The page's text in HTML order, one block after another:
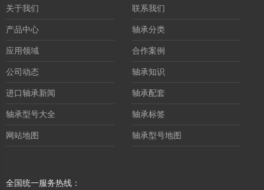
关于我们 联系我们
产品中心 轴承分类
应用领域 合作案例
公司动态 轴承知识
进口轴承新闻 轴承配套
轴承型号大全 轴承标签
网站地图 轴承型号地图
全国统一服务热线：